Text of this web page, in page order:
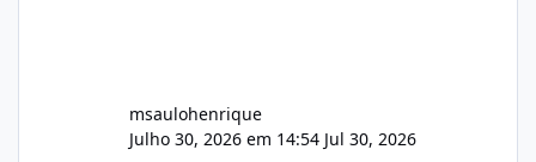
msaulohenrique
Julho 30, 2026 em 14:54 Jul 30, 2026